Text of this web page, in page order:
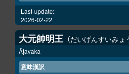
Last-update:
2026-02-22
大元帥明王 だいげんすいみょ
Āṭavaka
意味漢訳